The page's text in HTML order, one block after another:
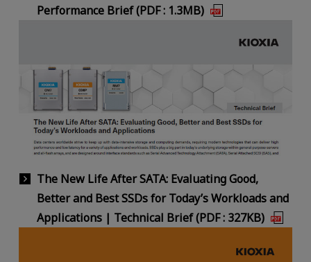
Performance Brief (PDF : 1.3MB)
The New Life After SATA: Evaluating Good,
Better and Best SSDs for Today’s Workloads and
Applications | Technical Brief (PDF : 327KB)